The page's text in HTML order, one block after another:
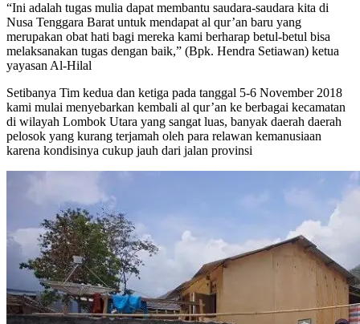
“Ini adalah tugas mulia dapat membantu saudara-saudara kita di
Nusa Tenggara Barat untuk mendapat al qur’an baru yang
merupakan obat hati bagi mereka kami berharap betul-betul bisa
melaksanakan tugas dengan baik,” (Bpk. Hendra Setiawan) ketua
yayasan Al-Hilal
Setibanya Tim kedua dan ketiga pada tanggal 5-6 November 2018
kami mulai menyebarkan kembali al qur’an ke berbagai kecamatan
di wilayah Lombok Utara yang sangat luas, banyak daerah daerah
pelosok yang kurang terjamah oleh para relawan kemanusiaan
karena kondisinya cukup jauh dari jalan provinsi